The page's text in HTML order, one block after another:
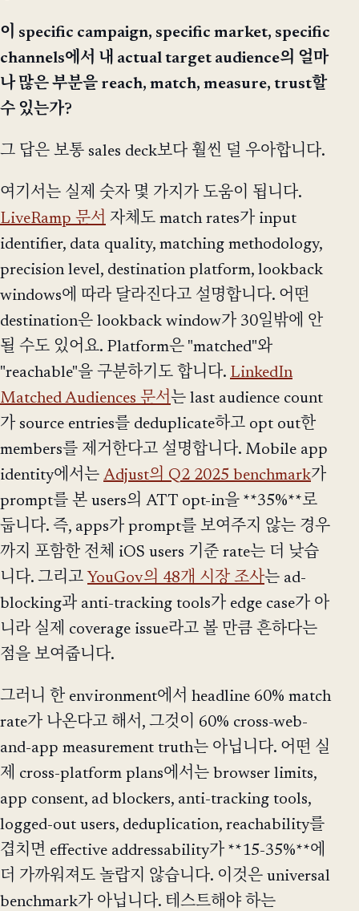
이 specific campaign, specific market, specific
channels에서 내 actual target audience의 얼마
나 많은 부분을 reach, match, measure, trust할
수 있는가?
그 답은 보통 sales deck보다 훨씬 덜 우아합니다.
여기서는 실제 숫자 몇 가지가 도움이 됩니다.
LiveRamp 문서 자체도 match rates가 input
identifier, data quality, matching methodology,
precision level, destination platform, lookback
windows에 따라 달라진다고 설명합니다. 어떤
destination은 lookback window가 30일밖에 안
될 수도 있어요. Platform은 "matched"와
"reachable"을 구분하기도 합니다. LinkedIn
Matched Audiences 문서 는 last audience count
가 source entries를 deduplicate하고 opt out한
members를 제거한다고 설명합니다. Mobile app
identity에서는 Adjust의 Q2 2025 benchmark가
prompt를 본 users의 ATT opt-in을 **35%**로
둡니다. 즉, apps가 prompt를 보여주지 않는 경우
까지 포함한 전체 iOS users 기준 rate는 더 낮습
니다. 그리고 YouGov의 48개 시장 조사는 ad-
blocking과 anti-tracking tools가 edge case가 아
니라 실제 coverage issue라고 볼 만큼 흔하다는
점을 보여줍니다.
그러니 한 environment에서 headline 60% match
rate가 나온다고 해서, 그것이 60% cross-web-
and-app measurement truth는 아닙니다. 어떤 실
제 cross-platform plans에서는 browser limits,
app consent, ad blockers, anti-tracking tools,
logged-out users, deduplication, reachability를
겹치면 effective addressability가 **15-35%**에
더 가까워져도 놀랍지 않습니다. 이것은 universal
benchmark가 아닙니다. 테스트해야 하는